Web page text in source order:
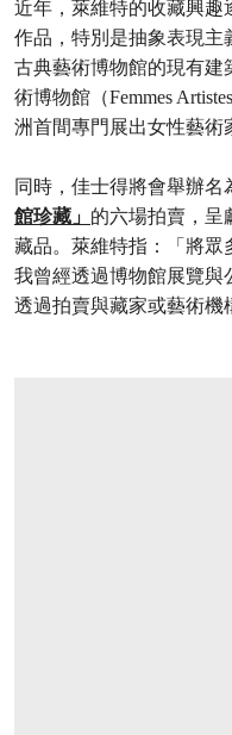
近年，萊維特的收藏興趣
作品，特別是抽象表現主
古典藝術博物館的現有建
術博物館（Femmes
洲首間專門展出女性藝術
同時，佳士得將會舉辦名
館珍藏」 的六場拍賣，呈
藏品。萊維特指：「將眾
我曾經透過博物館展覽與
透過拍賣與藏家或藝術機